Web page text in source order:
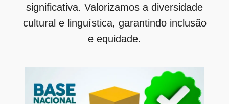
significativa. Valorizamos a diversidade
cultural e linguística, garantindo inclusão
e equidade.